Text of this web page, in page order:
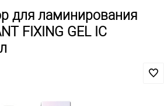
для ламинирования
FIXING GEL IC